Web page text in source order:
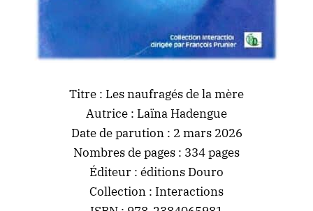
Titre : Les naufragés de la mère
Autrice : Laïna Hadengue
Date de parution : 2 mars 2026
Nombres de pages : 334 pages
Éditeur : éditions Douro
Collection : Interactions